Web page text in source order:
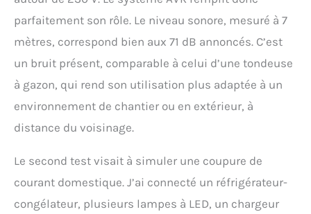
parfaitement son rôle. Le niveau sonore, mesuré à 7
mètres, correspond bien aux 71 dB annoncés. C’est
un bruit présent, comparable à celui d’une tondeuse
à gazon, qui rend son utilisation plus adaptée à un
environnement de chantier ou en extérieur, à
distance du voisinage.
Le second test visait à simuler une coupure de
courant domestique. J’ai connecté un réfrigérateur-
congélateur, plusieurs lampes à LED, un chargeur